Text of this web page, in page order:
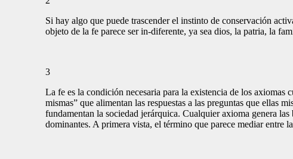
Si hay algo que puede trascender el instinto de conservación
objeto de la fe parece ser in-diferente, ya sea dios, la patria, la
3
La fe es la condición necesaria para la existencia de los axiomas
mismas” que alimentan las respuestas a las preguntas que ellas
fundamentan la sociedad jerárquica. Cualquier axioma genera
dominantes. A primera vista, el término que parece mediar entre